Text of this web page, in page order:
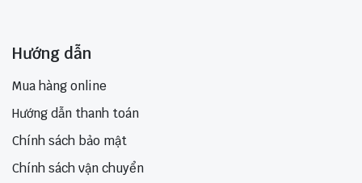
Hướng dẫn
Mua hàng online
Hướng dẫn thanh toán
Chính sách bảo mật
Chính sách vận chuyển